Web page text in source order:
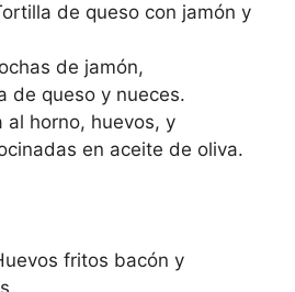
de queso con jamón y
de jamón,
de queso y nueces.
al horno, huevos, y
en aceite de oliva.
fritos bacón y